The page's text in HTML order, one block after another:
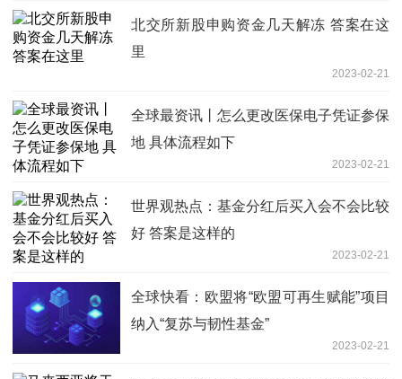
北交所新股申购资金几天解冻 答案在这
里
2023-02-21
全球最资讯丨怎么更改医保电子凭证参保
地 具体流程如下
2023-02-21
世界观热点：基金分红后买入会不会比较
好 答案是这样的
2023-02-21
全球快看：欧盟将“欧盟可再生赋能”项目
纳入“复苏与韧性基金”
2023-02-21